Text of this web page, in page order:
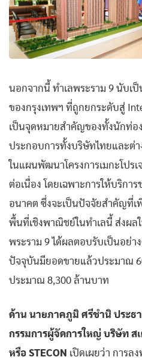
นอกจากนี้ ทำเลพระราม 9 นับเ
ของกรุงเทพฯ ที่ถูกยกระดับสู่
เป็นจุดหมายสำคัญของทั้งนักท่อ
ประกอบการทั้งบริษัทไทยและต่า
ในแผนพัฒนาโครงการเมกะโปร
ต่อเนื่อง โดยเฉพาะการให้บริกา
อนาคต ซึ่งจะเป็นปัจจัยสำคัญที่
พื้นที่เชิงพาณิชย์ในทำเลนี้ ส่งผล
พระราม 9 ได้ผลตอบรับเป็นอย่า
ปัจจุบันมียอดขายแล้วประมาณ
ประมาณ 8,300 ล้านบาท
ด้าน นายภาคภูมิ ศรีชำนิ ประธ
กรรมการผู้จัดการใหญ่ บริษัท
หรือ STECON เปิดเผยว่า การล